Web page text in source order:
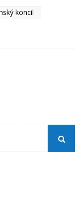
koncil